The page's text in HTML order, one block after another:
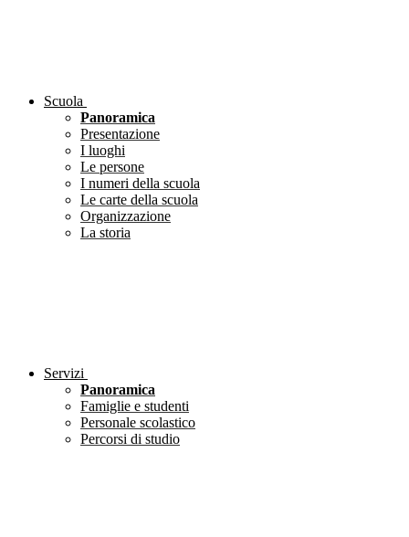
Scuola
Panoramica
Presentazione
I luoghi
Le persone
I numeri della scuola
Le carte della scuola
Organizzazione
La storia
Servizi
Panoramica
Famiglie e studenti
Personale scolastico
Percorsi di studio